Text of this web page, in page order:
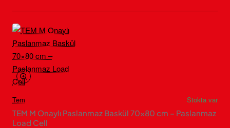
Tem
Stokta var
TEM M Onaylı Paslanmaz Baskül 70×80 cm – Paslanmaz
Load Cell